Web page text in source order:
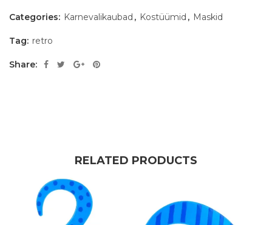
Categories: Karnevalikaubad , Kostüümid , Maskid
Tag: retro
Share:
RELATED PRODUCTS